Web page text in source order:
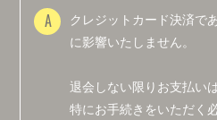
A
クレジットカード決済で
に影響いたしません。
退会しない限りお支払い
特にお手続きをいただく